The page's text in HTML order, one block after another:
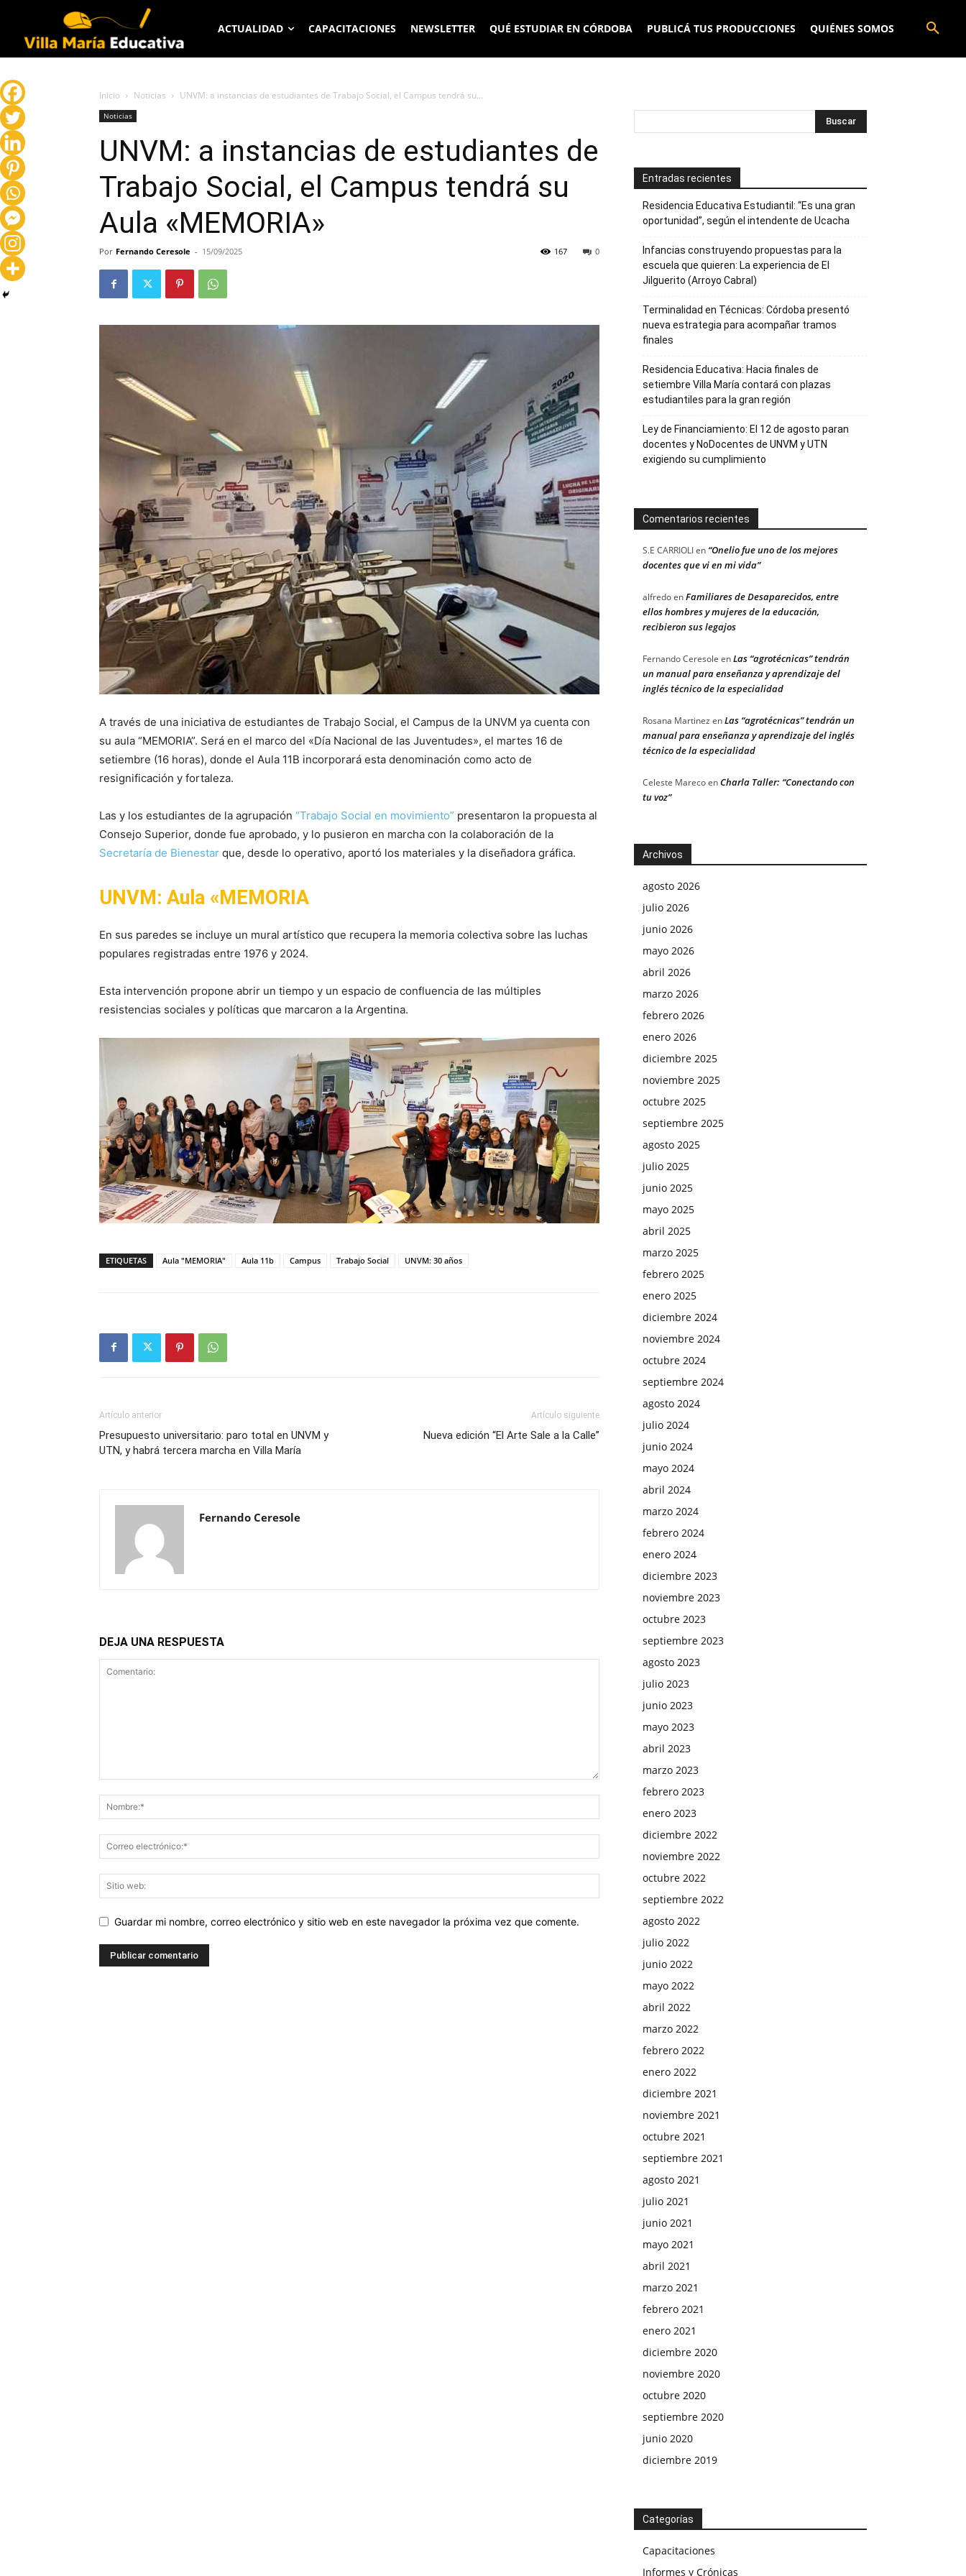
ACTUALIDAD CAPACITACIONES NEWSLETTER QUÉ ESTUDIAR EN CÓRDOBA PUBLICÁ TUS PRODUCCIONES QUIÉNES SOMOS
Inicio Noticias UNVM: a instancias de estudiantes de Trabajo Social, el Campus tendrá su...
Noticias
UNVM: a instancias de estudiantes de
Trabajo Social, el Campus tendrá su
Aula «MEMORIA»
Por Fernando Ceresole - 15/09/2025 0
167
A través de una iniciativa de estudiantes de Trabajo Social, el Campus de la UNVM ya cuenta con
su aula “MEMORIA”. Será en el marco del «Día Nacional de las Juventudes», el martes 16 de
setiembre (16 horas), donde el Aula 11B incorporará esta denominación como acto de
resignificación y fortaleza.
Las y los estudiantes de la agrupación “Trabajo Social en movimiento” presentaron la propuesta al
Consejo Superior, donde fue aprobado, y lo pusieron en marcha con la colaboración de la
Secretaría de Bienestar que, desde lo operativo, aportó los materiales y la diseñadora gráfica.
UNVM: Aula «MEMORIA
En sus paredes se incluye un mural artístico que recupera la memoria colectiva sobre las luchas
populares registradas entre 1976 y 2024.
Esta intervención propone abrir un tiempo y un espacio de confluencia de las múltiples
resistencias sociales y políticas que marcaron a la Argentina.
ETIQUETAS Aula "MEMORIA" Aula 11b Campus Trabajo Social UNVM: 30 años
Artículo anterior
Presupuesto universitario: paro total en UNVM y
UTN, y habrá tercera marcha en Villa María
Artículo siguiente
Nueva edición “El Arte Sale a la Calle”
Fernando Ceresole
DEJA UNA RESPUESTA
Guardar mi nombre, correo electrónico y sitio web en este navegador la próxima vez que comente.
Entradas recientes
Residencia Educativa Estudiantil: “Es una gran
oportunidad”, según el intendente de Ucacha
Infancias construyendo propuestas para la
escuela que quieren: La experiencia de El
Jilguerito (Arroyo Cabral)
Terminalidad en Técnicas: Córdoba presentó
nueva estrategia para acompañar tramos
finales
Residencia Educativa: Hacia finales de
setiembre Villa María contará con plazas
estudiantiles para la gran región
Ley de Financiamiento: El 12 de agosto paran
docentes y NoDocentes de UNVM y UTN
exigiendo su cumplimiento
Comentarios recientes
S.E CARRIOLIen “Onelio fue uno de los mejores
docentes que vi en mi vida”
alfredoenFamiliares de Desaparecidos, entre
ellos hombres y mujeres de la educación,
recibieron sus legajos
Fernando Ceresole enLas “agrotécnicas” tendrán
un manual para enseñanza y aprendizaje del
inglés técnico de la especialidad
Rosana Martinez enLas “agrotécnicas” tendrán un
manual para enseñanza y aprendizaje del inglés
técnico de la especialidad
Celeste MarecoenCharla Taller: “Conectando con
tu voz”
Archivos
agosto 2026
julio 2026
junio 2026
mayo 2026
abril 2026
marzo 2026
febrero 2026
enero 2026
diciembre 2025
noviembre 2025
octubre 2025
septiembre 2025
agosto 2025
julio 2025
junio 2025
mayo 2025
abril 2025
marzo 2025
febrero 2025
enero 2025
diciembre 2024
noviembre 2024
octubre 2024
septiembre 2024
agosto 2024
julio 2024
junio 2024
mayo 2024
abril 2024
marzo 2024
febrero 2024
enero 2024
diciembre 2023
noviembre 2023
octubre 2023
septiembre 2023
agosto 2023
julio 2023
junio 2023
mayo 2023
abril 2023
marzo 2023
febrero 2023
enero 2023
diciembre 2022
noviembre 2022
octubre 2022
septiembre 2022
agosto 2022
julio 2022
junio 2022
mayo 2022
abril 2022
marzo 2022
febrero 2022
enero 2022
diciembre 2021
noviembre 2021
octubre 2021
septiembre 2021
agosto 2021
julio 2021
junio 2021
mayo 2021
abril 2021
marzo 2021
febrero 2021
enero 2021
diciembre 2020
noviembre 2020
octubre 2020
septiembre 2020
junio 2020
diciembre 2019
Categorías
Capacitaciones
Informes y Crónicas